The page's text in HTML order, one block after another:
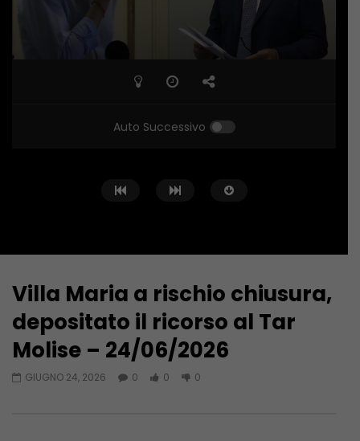
Auto Successivo
02:40
Pescara. Di Nardo sempre più un
caso. Le opzioni per l’attacco –
10/08/2026
02:54
Villa Maria a rischio chiusura,
depositato il ricorso al Tar
Molise – 24/06/2026
GIUGNO 24, 2026 0 0 0